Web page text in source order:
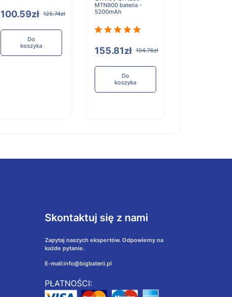
100.59zł 125.74zł
Do
koszyka
MTN900 bateria -
5200mAh
155.81zł 194.76zł
Do
koszyka
Skontaktuj się z nami
Zapytaj naszych ekspertów. Odpowiemy na
każde pytanie.
E-mail:info@bigbaterii.pl
PŁATNOŚCI: